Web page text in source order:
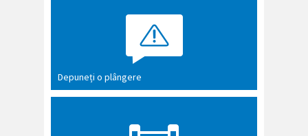
Depuneți o plângere